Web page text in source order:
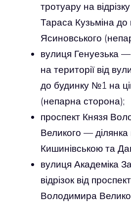
тротуару на
Тараса Кузьміна до
Ясиновського
вулиця Генуезька
на території від
до будинку №1 на
(непарна сторона);
проспект Князя
Великого —
Кишинівською та
вулиця Академіка
відрізок від
Володимира